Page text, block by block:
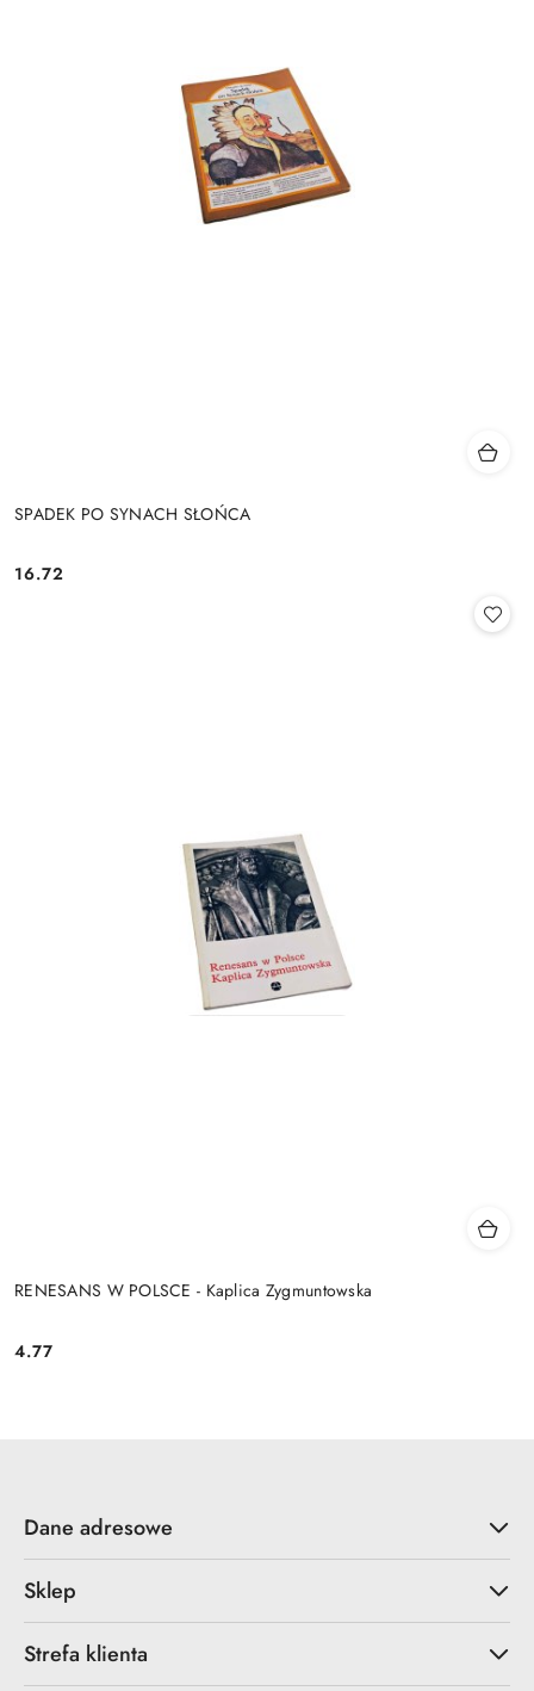
SPADEK PO SYNACH SŁOŃCA
Cena:
16.72
RENESANS W POLSCE - Kaplica Zygmuntowska
Cena:
4.77
Dane adresowe
Sklep
Strefa klienta